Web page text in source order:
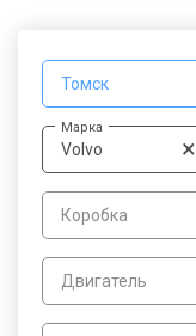
Томск
Марка
×
Volvo
Коробка
Двигатель